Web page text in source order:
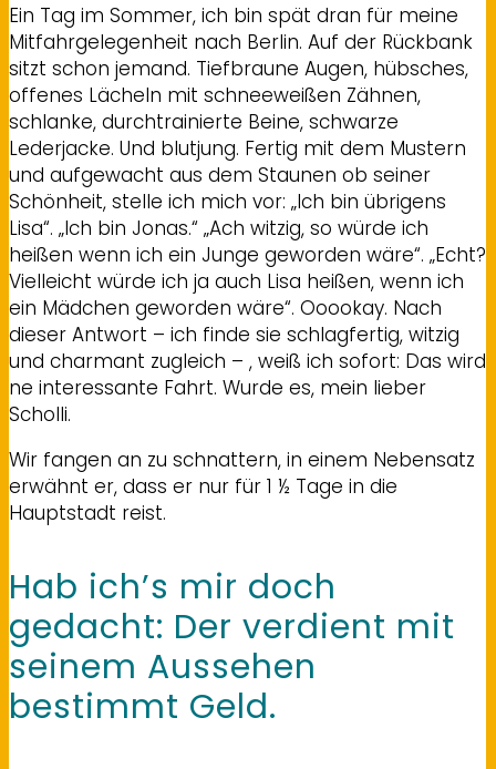
Ein Tag im Sommer, ich bin spät dran für meine
Mitfahrgelegenheit nach Berlin. Auf der Rückbank
sitzt schon jemand. Tiefbraune Augen, hübsches,
offenes Lächeln mit schneeweißen Zähnen,
schlanke, durchtrainierte Beine, schwarze
Lederjacke. Und blutjung. Fertig mit dem Mustern
und aufgewacht aus dem Staunen ob seiner
Schönheit, stelle ich mich vor: „Ich bin übrigens
Lisa“. „Ich bin Jonas.“ „Ach witzig, so würde ich
heißen wenn ich ein Junge geworden wäre“. „Echt?
Vielleicht würde ich ja auch Lisa heißen, wenn ich
ein Mädchen geworden wäre“. Ooookay. Nach
dieser Antwort – ich finde sie schlagfertig, witzig
und charmant zugleich – , weiß ich sofort: Das wird
ne interessante Fahrt. Wurde es, mein lieber
Scholli.
Wir fangen an zu schnattern, in einem Nebensatz
erwähnt er, dass er nur für 1 ½ Tage in die
Hauptstadt reist.
Hab ich’s mir doch
gedacht: Der verdient mit
seinem Aussehen
bestimmt Geld.